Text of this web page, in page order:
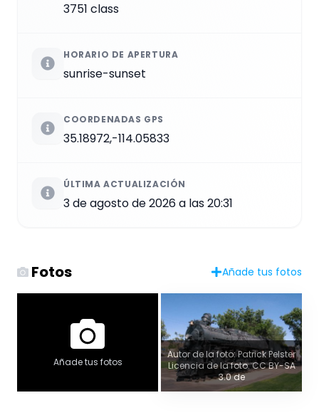
3751 class
HORARIO DE APERTURA
sunrise-sunset
COORDENADAS GPS
35.18972,-114.05833
ÚLTIMA ACTUALIZACIÓN
3 de agosto de 2026 a las 20:31
Fotos Añade tus fotos
Añade tus fotos
Autor de la foto: Patrick Pelster
Licencia de la foto: CC BY-SA
3.0 de